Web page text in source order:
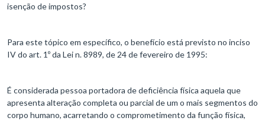
isenção de impostos?
Para este tópico em específico, o benefício está previsto no inciso
IV do art. 1º da Lei n. 8989, de 24 de fevereiro de 1995:
É considerada pessoa portadora de deficiência física aquela que
apresenta alteração completa ou parcial de um o mais segmentos do
corpo humano, acarretando o comprometimento da função física,